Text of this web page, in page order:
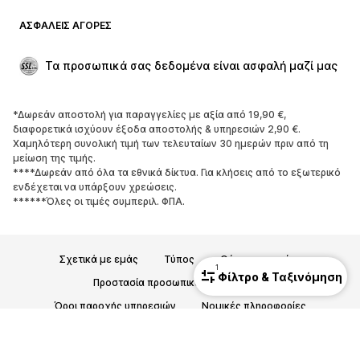
1
Φίλτρο & Ταξινόμηση
ΠΑΠΟΎΤΣΙΑ
ΝΕΑ
Ανοικτά παπούτσια
Aποκλειστικά
ΑΘΛΗΤΙΚΆ
Αθλητική ένδυση
Καπέλα τζόκεϊ και σκούφοι
ΑΣΦΑΛΕΊΣ ΑΓΟΡΈΣ
Τα προσωπικά σας δεδομένα είναι ασφαλή μαζί μας
*Δωρεάν αποστολή για παραγγελίες με αξία από 19,90 €,
διαφορετικά ισχύουν έξοδα αποστολής & υπηρεσιών 2,90 €.
Χαμηλότερη συνολική τιμή των τελευταίων 30 ημερών πριν από τη
μείωση της τιμής.
****Δωρεάν από όλα τα εθνικά δίκτυα. Για κλήσεις από το εξωτερικό
ενδέχεται να υπάρξουν χρεώσεις.
******Όλες οι τιμές συμπεριλ. ΦΠΑ.
Σχετικά με εμάς Τύπος
Θέσεις εργασίας
Προστασία προσωπικών δεδομένων
Όροι παροχής υπηρεσιών
Νομικές πληροφορίες